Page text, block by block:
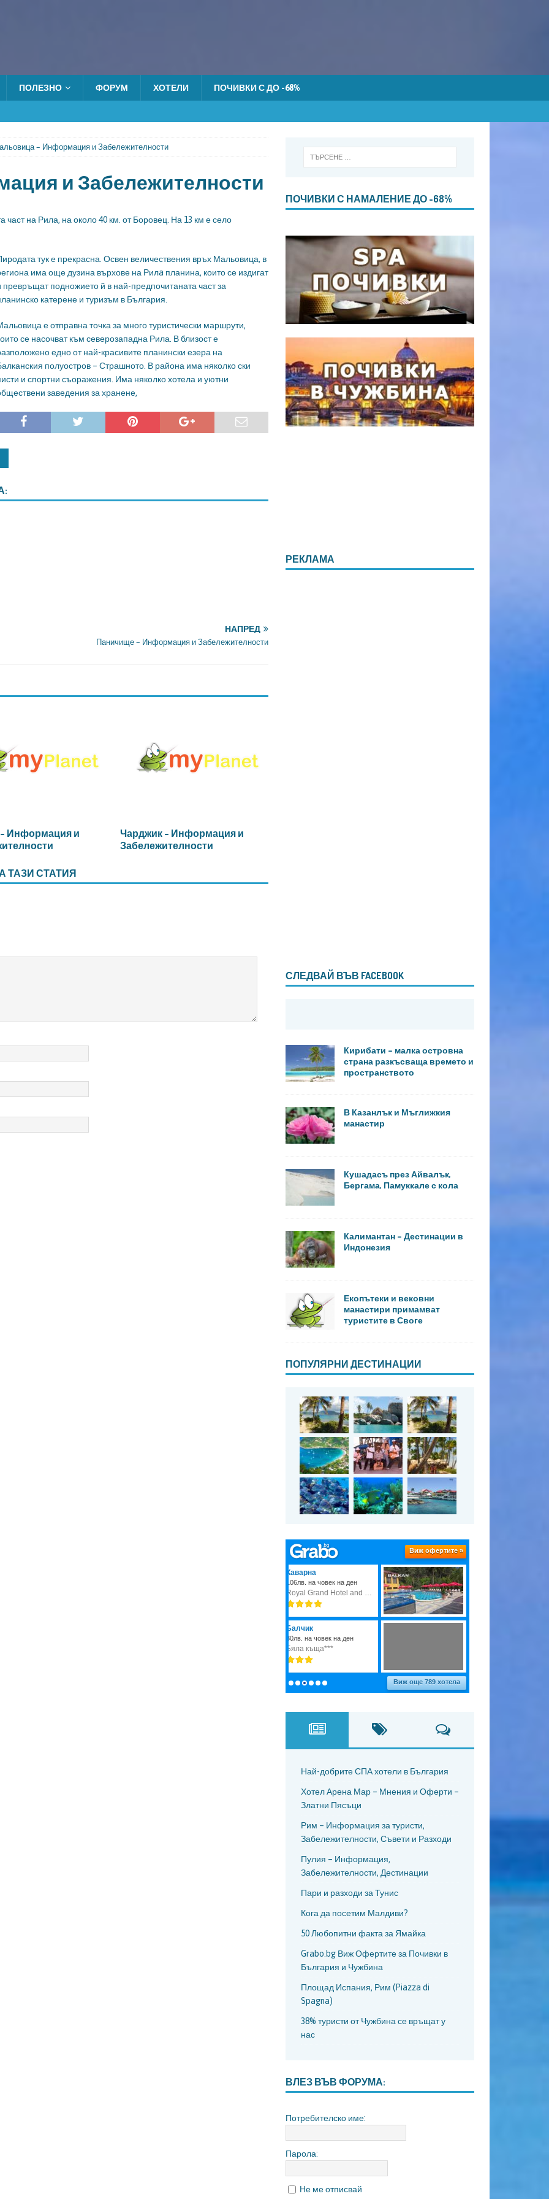
ПОЛЕЗНО ФОРУМ ХОТЕЛИ ПОЧИВКИ С ДО -68%
– Информация и Забележителности
и Забележителности
на Рила, на около 40 км. от Боровец. На 13 км е село
тук е прекрасна. Освен величествения връх Мальовица, в
има още дузина върхове на Рилa планина, които се издигат
превръщат подножието й в най-предпочитаната част за
катерене и туризъм в България.
е отправна точка за много туристически маршрути,
се насочват към северозападна Рила. В близост е
едно от най-красивите планински езера на
полуостров – Страшното. В района има няколко ски
и спортни съоражения. Има няколко хотела и уютни
заведения за хранене,
НАПРЕД
Паничище – Информация и Забележителности
Информация и
Чарджик – Информация и
Забележителности
ТАЗИ СТАТИЯ
ПОЧИВКИ С НАМАЛЕНИЕ ДО -68%
РЕКЛАМА
СЛЕДВАЙ ВЪВ FACEBOOK
Кирибати – малка островна
страна разкъсваща времето и
пространството
В Казанлък и Мъглижкия
манастир
Кушадасъ през Айвалък,
Бергама, Памуккале с кола
Калимантан – Дестинации в
Индонезия
Екопътеки и вековни
манастири примамват
туристите в Своге
ПОПУЛЯРНИ ДЕСТИНАЦИИ
Най-добрите СПА хотели в България
Хотел Арена Мар – Мнения и Оферти –
Златни Пясъци
Рим – Информация за туристи,
Забележителности, Съвети и Разходи
Пулия – Информация,
Забележителности, Дестинации
Пари и разходи за Тунис
Кога да посетим Малдиви?
50 Любопитни факта за Ямайка
Grabo.bg Виж Офертите за Почивки в
България и Чужбина
Площад Испания, Рим (Piazza di
Spagna)
38% туристи от Чужбина се връщат у
нас
ВЛЕЗ ВЪВ ФОРУМА:
Потребителско име:
Парола:
Не ме отписвай